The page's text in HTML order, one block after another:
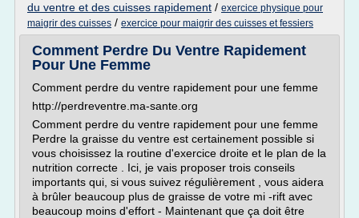
du ventre et des cuisses rapidement / exercice physique pour
maigrir des cuisses / exercice pour maigrir des cuisses et fessiers
Comment Perdre Du Ventre Rapidement
Pour Une Femme
Comment perdre du ventre rapidement pour une femme
http://perdreventre.ma-sante.org
Comment perdre du ventre rapidement pour une femme
Perdre la graisse du ventre est certainement possible si
vous choisissez la routine d'exercice droite et le plan de la
nutrition correcte . Ici, je vais proposer trois conseils
importants qui, si vous suivez régulièrement , vous aidera
à brûler beaucoup plus de graisse de votre mi -rift avec
beaucoup moins d'effort - Maintenant que ça doit être